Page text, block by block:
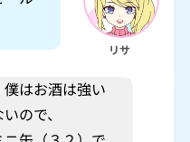
リサ
はお酒は強い
ので、